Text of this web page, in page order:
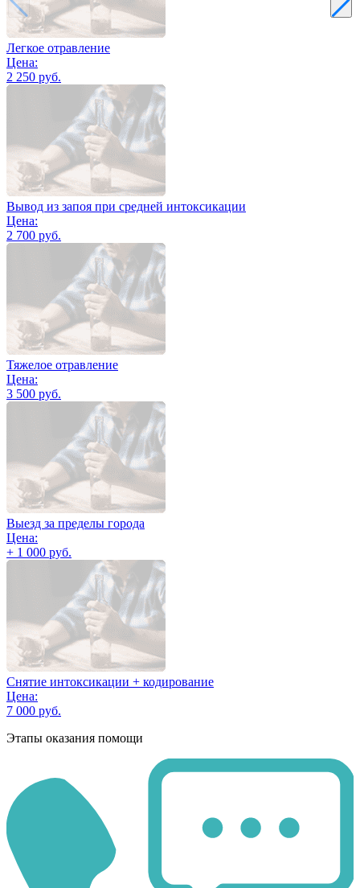
Легкое отравление
Цена:
2 250 руб.
Вывод из запоя при средней интоксикации
Цена:
2 700 руб.
Тяжелое отравление
Цена:
3 500 руб.
Выезд за пределы города
Цена:
+ 1 000 руб.
Снятие интоксикации + кодирование
Цена:
7 000 руб.
Этапы оказания помощи